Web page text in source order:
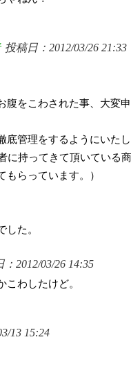
投稿日：2012/03/26 21:33
腹をこわされた事、大変
底管理をするようにいた
に持ってきて頂いている
らっています。）
した。
：2012/03/26 14:35
こわしたけど。
13 15:24